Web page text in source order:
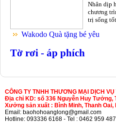
Nhân dịp
chương
trị sống
Wakodo Quà tặng bé yêu
Tờ rơi - áp phích
CÔNG TY TNHH THƯƠNG MẠI DỊCH
Địa chỉ KD: số 336 Nguyễn Huy Tưởng,
Xưởng sản xuất : Bình Minh, Thanh Oai,
Email: baohohoanglong@gmail.com
Hotline: 093336 6168 - Tel : 0462 959 487